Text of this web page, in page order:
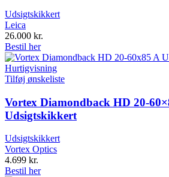
Udsigtskikkert
Leica
26.000 kr.
Bestil her
Hurtigvisning
Tilføj ønskeliste
Vortex Diamondback HD 20-
Udsigtskikkert
Udsigtskikkert
Vortex Optics
4.699 kr.
Bestil her